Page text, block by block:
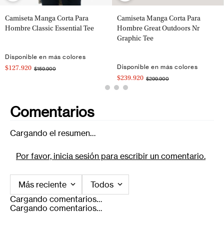
Camiseta Manga Corta Para
Hombre Classic Essential Tee
Disponible en más colores
$127.920 $159.900
Camiseta Manga Corta Para
Hombre Great Outdoors Nr
Graphic Tee
Disponible en más colores
$239.920 $299.900
Comentarios
Cargando el resumen…
Por favor, inicia sesión para escribir un comentario.
Más reciente
Todos
Cargando comentarios…
Cargando comentarios…